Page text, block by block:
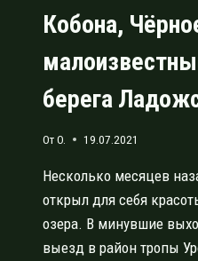
Кобона,
берега
ОтO. 19.07.2021
Несколько месяцев
открыл для себя
озера. В минувшие
выезд в район тропы